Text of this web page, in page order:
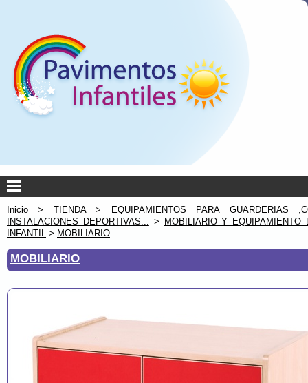
Inicio > TIENDA>
EQUIPAMIENTOS PARA GUARDERIAS
INSTALACIONES DEPORTIVAS... >
MOBILIARIO Y EQUIPAMIENTO
INFANTIL > MOBILIARIO
MOBILIARIO